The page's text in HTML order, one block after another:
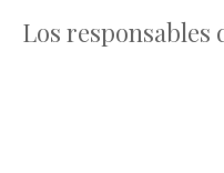
Los